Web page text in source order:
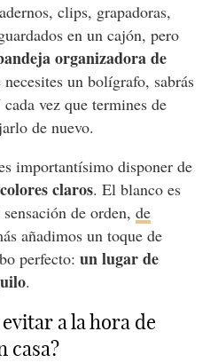
clips, grapadoras,
en un cajón, pero
organizadora de
un bolígrafo, sabrás
vez que termines de
de nuevo.
importantísimo disponer de
claros. El blanco es
de orden, de
añadimos un toque de
perfecto: un lugar de
.
a la hora de
casa?